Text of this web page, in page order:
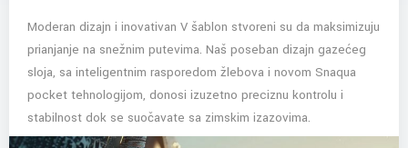
Moderan dizajn i inovativan V šablon stvoreni su da maksimizuju
prianjanje na snežnim putevima. Naš poseban dizajn gazećeg
sloja, sa inteligentnim rasporedom žlebova i novom Snaqua
pocket tehnologijom, donosi izuzetno preciznu kontrolu i
stabilnost dok se suočavate sa zimskim izazovima.